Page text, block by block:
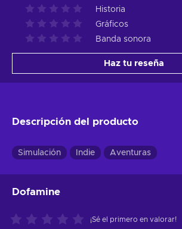
Historia
Gráficos
Banda sonora
Haz tu reseña
Descripción del producto
Simulación Indie Aventuras
Dofamine
¡Sé el primero en valorar!